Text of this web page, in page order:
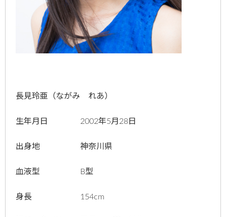
長見玲亜（ながみ れあ）
生年月日 2002年5月28日
出身地 神奈川県
血液型 B型
身長 154cm